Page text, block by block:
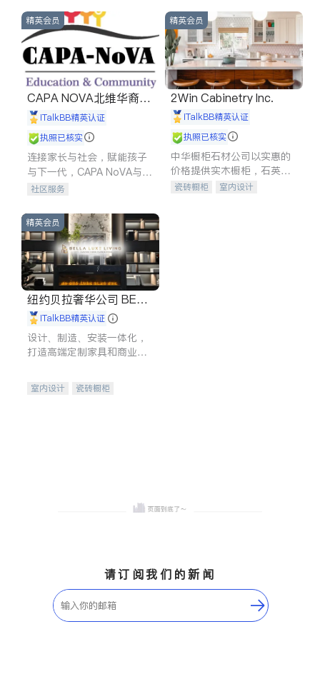
建筑合同、刑事案件全包办
信托/遗嘱
商业
索赔
律师-其它 保释
精英会员
CAPA NOVA北维华裔家
长会iTalkBB精英认证
执照已核实
连接家长与社会，赋能孩子
与下一代，CAPA NoVA与您
携手建设包容、公平、充满
社区服务
精英会员
2Win Cabinetry Inc.
iTalkBB精英认证
执照已核实
中华橱柜石材公司以实惠的
价格提供实木橱柜，石英石
台面，多种优质不锈钢水
瓷砖橱柜
室内设计
精英会员
纽约贝拉奢华公司 BELL
A LUXE
iTalkBB精英认证
设计、制造、安装一体化，
打造高端定制家具和商业空
室内设计
瓷砖橱柜
请订阅我们的新闻